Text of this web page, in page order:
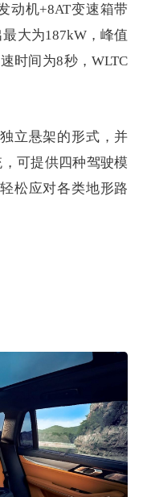
动机+8AT变速箱带
大为187kW，峰值
时间为8秒，WLTC
立悬架的形式，并
可提供四种驾驶模
松应对各类地形路